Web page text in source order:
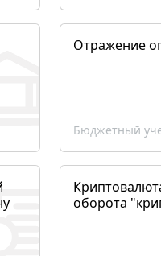
Отражение
Бюджетный
оборота